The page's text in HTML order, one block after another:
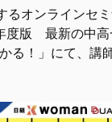
るオンラインセ
度版 最新の中
る！」にて、講